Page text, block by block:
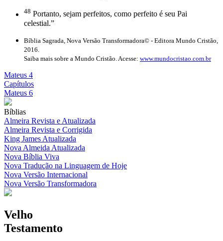
48 Portanto, sejam perfeitos, como perfeito é seu Pai
celestial.”
Bíblia Sagrada, Nova Versão Transformadora© - Editora Mundo Cristão,
2016.
Saiba mais sobre a Mundo Cristão. Acesse: www.mundocristao.com.br
Mateus 4
Capítulos
Mateus 6
Bíblias
Almeira Revista e Atualizada
Almeira Revista e Corrigida
King James Atualizada
Nova Almeida Atualizada
Nova Bíblia Viva
Nova Tradução na Linguagem de Hoje
Nova Versão Internacional
Nova Versão Transformadora
Velho
Testamento